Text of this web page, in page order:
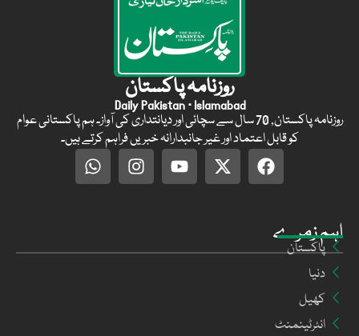
اہم زمرے
پاکستان
دنیا
کھیل
انٹرٹینمنٹ
روزنامہ پاکستان
Daily Pakistan · Islamabad
روزنامہ پاکستان, 70 سال سے سچائی اور دیانتداری کی آواز۔ ہم پاکستانی عوام
کو قابل اعتماد اور غیر جانبدارانہ خبریں فراہم کرتے ہیں۔